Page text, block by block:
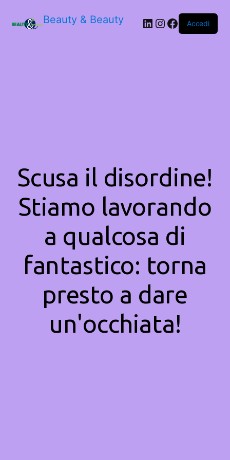
Beauty & Beauty LinkedIn
Instagram
Facebook
Accedi
Scusa il disordine!
Stiamo lavorando
a qualcosa di
fantastico: torna
presto a dare
un'occhiata!